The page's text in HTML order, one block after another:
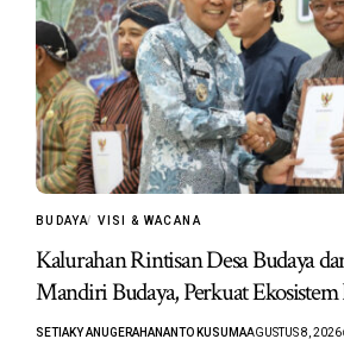
BUDAYA VISI & WACANA
Kalurahan Rintisan Desa Budaya
Mandiri Budaya, Perkuat
SETIAKY ANUGERAHANANTO KUSUMAAGUSTUS 8, 2026